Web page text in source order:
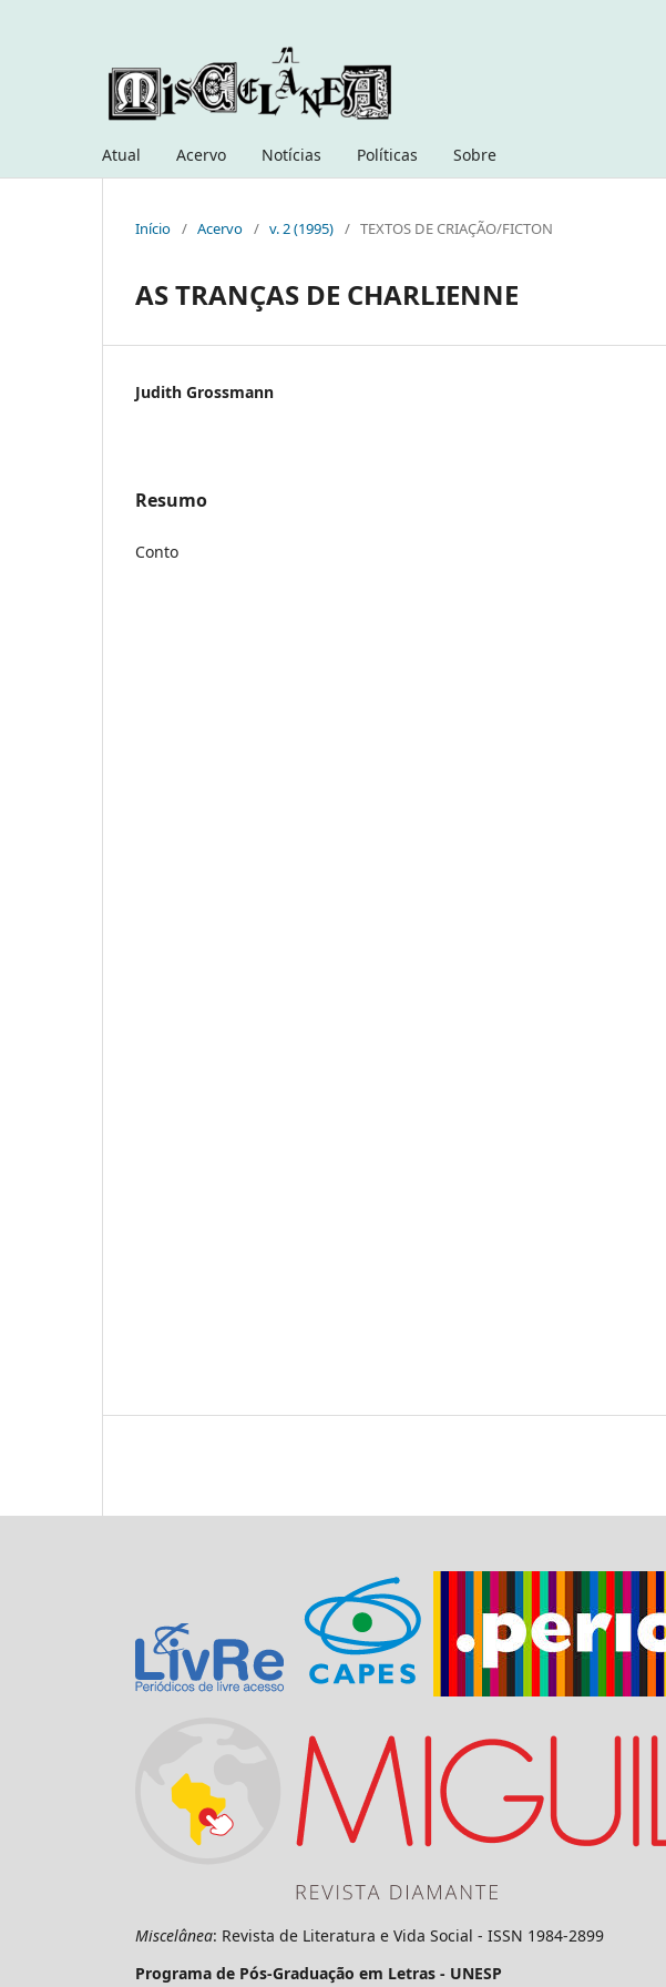
Atual Acervo Notícias Políticas Sobre
Início / Acervo / v. 2 (1995) / TEXTOS DE CRIAÇÃO/FICTON
AS TRANÇAS DE CHARLIENNE
Judith Grossmann
Resumo
Conto
Miscelânea: Revista de Literatura e Vida Social - ISSN 1984-2899
Programa de Pós-Graduação em Letras - UNESP